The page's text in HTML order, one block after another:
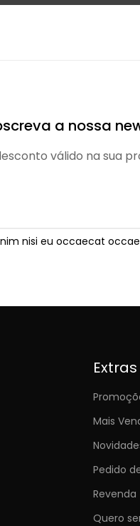
a nossa
válido na sua
nisi eu occaecat
Extras
Mais
Pedido
Revenda
Quero